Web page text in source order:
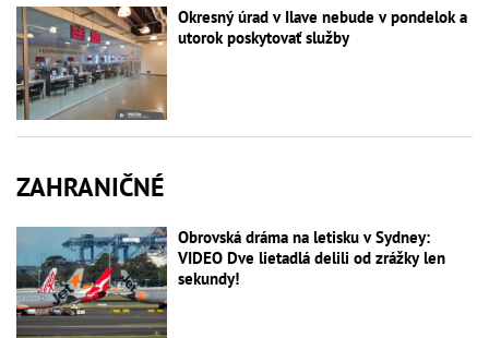
Okresný úrad v Ilave nebude v pondelok a
utorok poskytovať služby
ZAHRANIČNÉ
Obrovská dráma na letisku v Sydney:
VIDEO Dve lietadlá delili od zrážky len
sekundy!